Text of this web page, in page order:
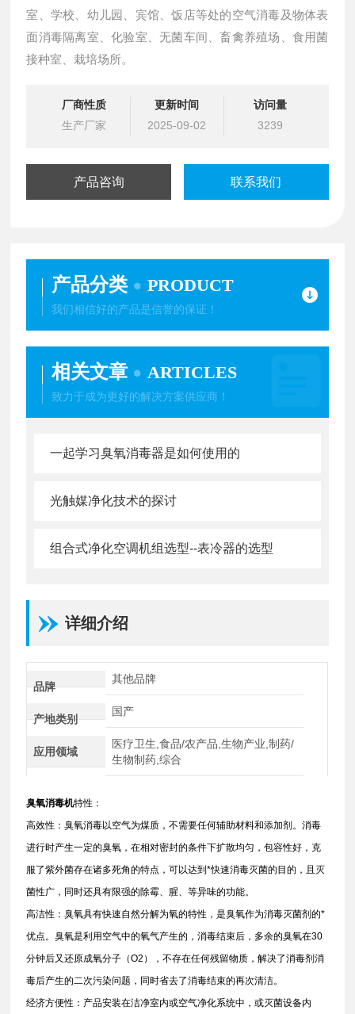
室、学校、幼儿园、宾馆、饭店等处的空气消毒及物体表
面消毒隔离室、化验室、无菌车间、畜禽养殖场、食用菌
接种室、栽培场所。
厂商性质
生产厂家
更新时间
2025-09-02
访问量
3239
产品咨询 联系我们
产品分类 PRODUCT
我们相信好的产品是信誉的保证！
相关文章 ARTICLES
致力于成为更好的解决方案供应商！
一起学习臭氧消毒器是如何使用的
光触媒净化技术的探讨
组合式净化空调机组选型--表冷器的选型
详细介绍
品牌
其他品牌
产地类别
国产
应用领域
医疗卫生,食品/农产品,生物产业,制药/
生物制药,综合
臭氧消毒机特性：
高效性：臭氧消毒以空气为煤质，不需要任何辅助材料和添加剂。消毒
进行时产生一定的臭氧，在相对密封的条件下扩散均匀，包容性好，克
服了紫外菌存在诸多死角的特点，可以达到*快速消毒灭菌的目的，且灭
菌性广，同时还具有限强的除霉、腥、等异味的功能。
高洁性：臭氧具有快速自然分解为氧的特性，是臭氧作为消毒灭菌剂的*
优点。臭氧是利用空气中的氧气产生的，消毒结束后，多余的臭氧在30
分钟后又还原成氧分子（O2），不存在任何残留物质，解决了消毒剂消
毒后产生的二次污染问题，同时省去了消毒结束的再次清洁。
经济方便性：产品安装在洁净室内或空气净化系统中，或灭菌设备内